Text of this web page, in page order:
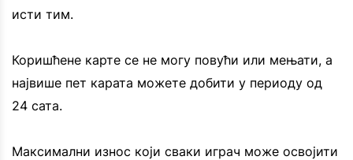
исти тим.
Коришћене карте се не могу повући или мењати, а
највише пет карата можете добити у периоду од
24 сата.
Максимални износ који сваки играч може освојити